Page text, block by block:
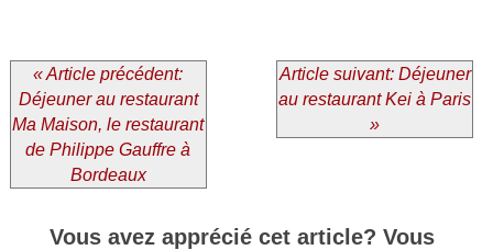
« Article précédent:
Déjeuner au restaurant
Ma Maison, le restaurant
de Philippe Gauffre à
Bordeaux
Article suivant: Déjeuner
au restaurant Kei à Paris
»
Vous avez apprécié cet article? Vous